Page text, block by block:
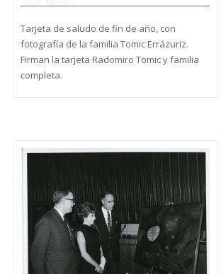
Tarjeta de saludo de fin de año, con
fotografía de la familia Tomic Errázuriz.
Firman la tarjeta Radomiro Tomic y familia
completa.